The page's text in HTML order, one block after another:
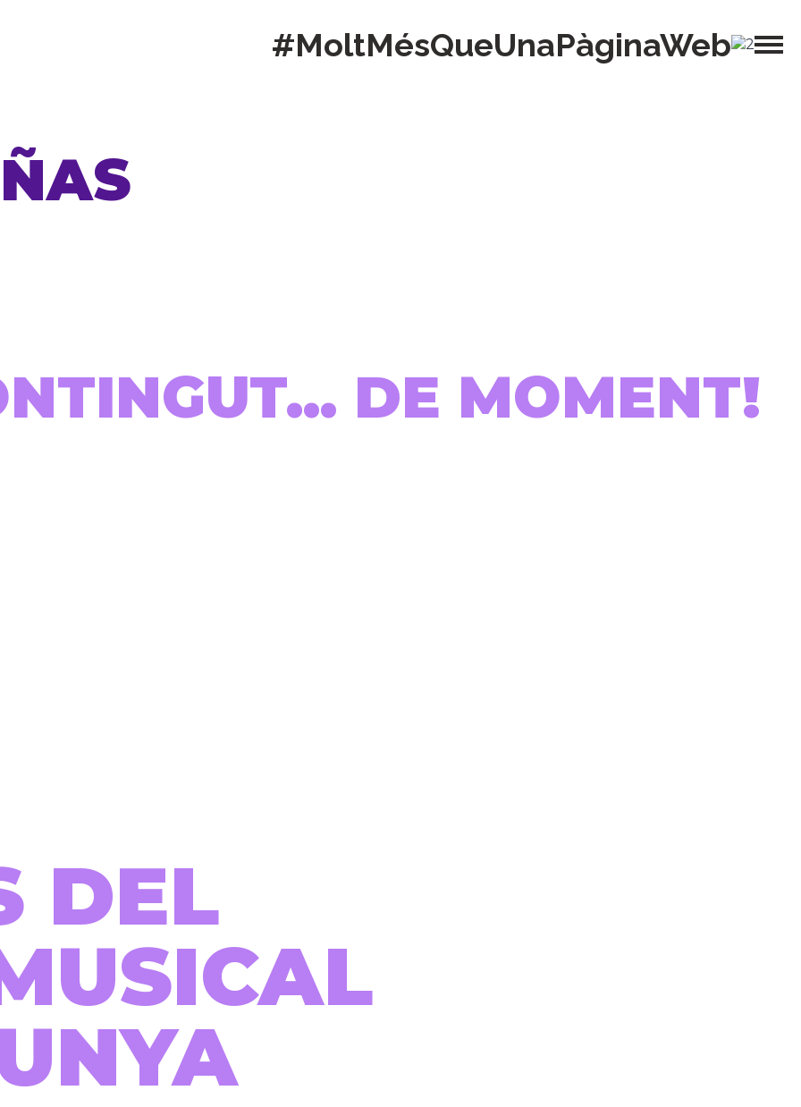
#MoltMésQueUnaPàginaWeb
DE MOMENT!
DEL